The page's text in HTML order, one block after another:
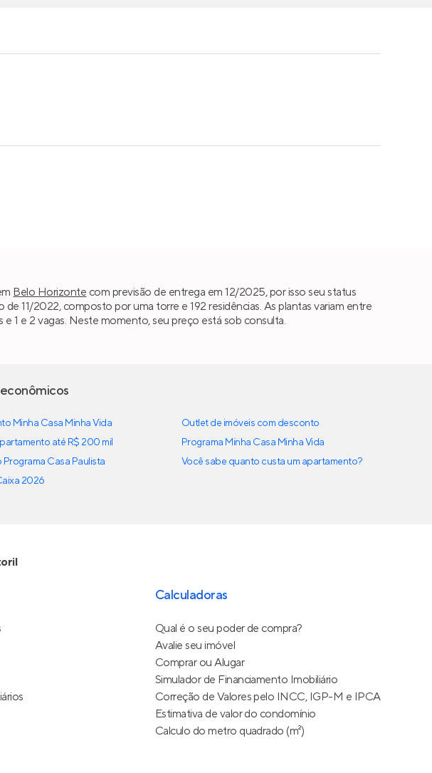
Belo Horizonte com previsão de entrega em 12/2025, por isso seu status
de 11/2022, composto por uma torre e 192 residências. As plantas variam entre
e 1 e 2 vagas. Neste momento, seu preço está sob consulta.
Minha Casa Minha Vida
até R$ 200 mil
Casa Paulista
2026
Outlet de imóveis com desconto
Programa Minha Casa Minha Vida
Você sabe quanto custa um apartamento?
Calculadoras
Qual é o seu poder de compra?
Avalie seu imóvel
Comprar ou Alugar
Simulador de Financiamento Imobiliário
Correção de Valores pelo INCC, IGP-M e IPCA
Estimativa de valor do condomínio
Calculo do metro quadrado (m²)